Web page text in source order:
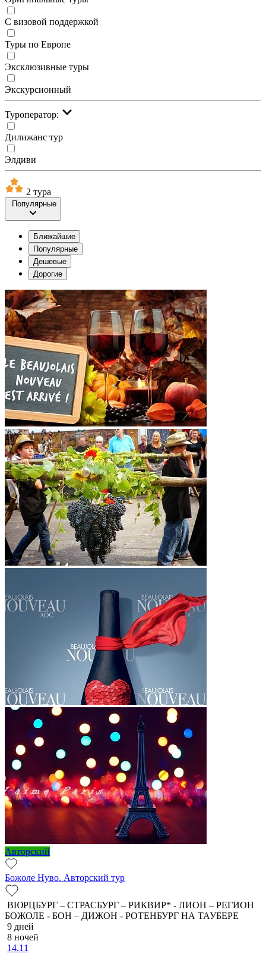
С визовой поддержкой
Туры по Европе
Эксклюзивные туры
Экскурсионный
Туроператор:
Дилижанс тур
Элдиви
2 тура
Популярные
Ближайшие
Популярные
Дешевые
Дорогие
Авторский
Божоле Нуво. Авторский тур
ВЮРЦБУРГ – СТРАСБУРГ – РИКВИР* - ЛИОН – РЕГИОН
БОЖОЛЕ - БОН – ДИЖОН - РОТЕНБУРГ НА ТАУБЕРЕ
9 дней
8 ночей
14.11